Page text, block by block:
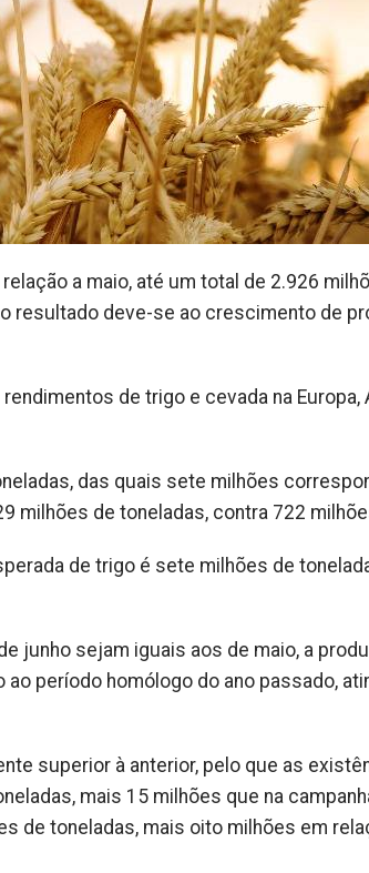
a maio, até um total de 2.926
resultado deve-se ao crescimento de
de trigo e cevada na Europa,
das quais sete milhões
milhões de toneladas, contra 722
de trigo é sete milhões de
junho sejam iguais aos de maio, a
período homólogo do ano passado,
superior à anterior, pelo que as
mais 15 milhões que na
de toneladas, mais oito milhões em